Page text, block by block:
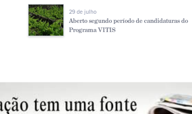
29 de julho
Aberto segundo período de candidaturas do
Programa VITIS